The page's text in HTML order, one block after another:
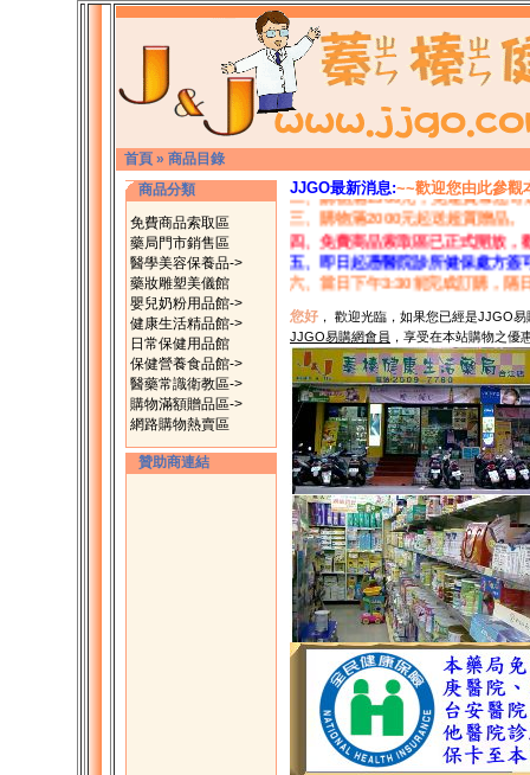
首頁 » 商品目錄
商品分類
免費商品索取區
藥局門市銷售區
醫學美容保養品->
藥妝雕塑美儀館
嬰兒奶粉用品館->
健康生活精品館->
日常保健用品館
保健營養食品館->
醫藥常識衛教區->
購物滿額贈品區->
網路購物熱賣區
贊助商連結
JJGO最新消息:~~歡迎您由此參觀
一、現在加入JJGO易購網會員完
二、購物滿1500元，免運費幫您寄
三、購物滿2000元起送超質贈品。
四、免費商品索取區已正式開放，
五、即日起憑醫院診所健保處方簽
六、當日下午3:30前完成訂購，隔
蓁榛健康生活
您好 ， 歡迎光臨，如果您已經是JJGO
JJGO易購網會員 ，享受在本站購物之優